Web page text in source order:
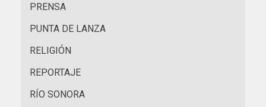
PRENSA
PUNTA DE LANZA
RELIGIÓN
REPORTAJE
RÍO SONORA